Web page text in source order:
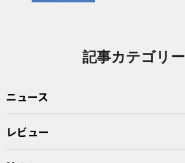
記事カテゴリー
ニュース
レビュー